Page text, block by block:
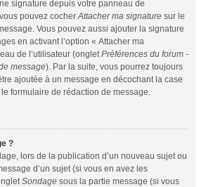
signature depuis votre panneau de
pouvez cocherAttacher ma signature sur le
Vous pouvez aussi ajouter la signature
en activant l’option « Attacher ma
de l’utilisateur (ongletPréférences du forum -
message). Par la suite, vous pourrez toujours
ajoutée à un message en décochant la case
formulaire de rédaction de message.
?
lors de la publication d’un nouveau sujet ou
d’un sujet (si vous en avez les
Sondage sous la partie message (si vous